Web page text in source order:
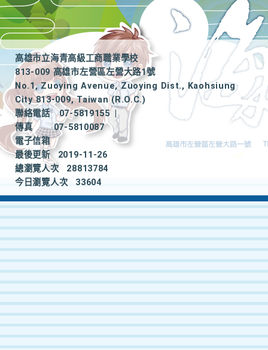
高雄市立海青高級工商職業學校
813-009 高雄市左營區左營大路1號
No.1, Zuoying Avenue, Zuoying Dist., Kaohsiung
City 813-009, Taiwan (R.O.C.)
聯絡電話
07-5819155
|
傳真
07-5810087
電子信箱
最後更新
2019-11-26
總瀏覽人次
28813784
今日瀏覽人次
33604